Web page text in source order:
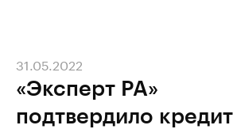
«Эксперт РА»
подтвердило
31.05.2022